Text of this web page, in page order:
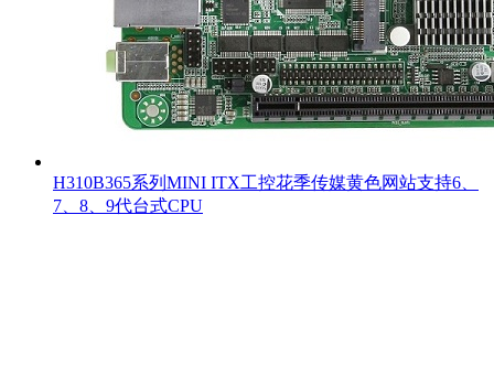
H310B365系列MINI ITX工控花季传媒黄色网站支持6、
7、8、9代台式CPU